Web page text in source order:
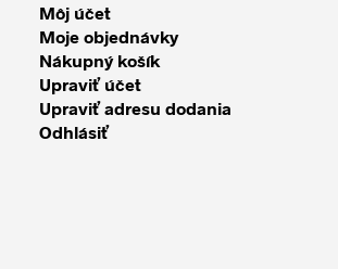
Môj účet
Moje objednávky
Nákupný košík
Upraviť účet
Upraviť adresu dodania
Odhlásiť